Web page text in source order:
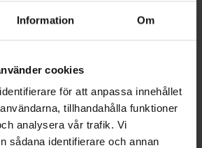
Information Om
cookies
för att anpassa innehållet
tillhandahålla funktioner
analysera vår trafik. Vi
sådana identifierare och annan
drift
förutsättningar och i samråd med
rördragning och anpassning till
både funktion och